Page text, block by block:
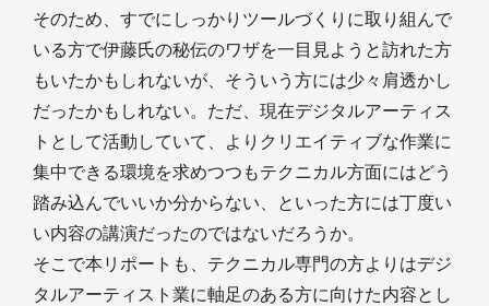
そのため、すでにしっかりツールづくりに取り組んで
いる方で伊藤氏の秘伝のワザを一目見ようと訪れた方
もいたかもしれないが、そういう方には少々肩透かし
だったかもしれない。ただ、現在デジタルアーティス
トとして活動していて、よりクリエイティブな作業に
集中できる環境を求めつつもテクニカル方面にはどう
踏み込んでいいか分からない、といった方には丁度い
い内容の講演だったのではないだろうか。
そこで本リポートも、テクニカル専門の方よりはデジ
タルアーティスト業に軸足のある方に向けた内容とし